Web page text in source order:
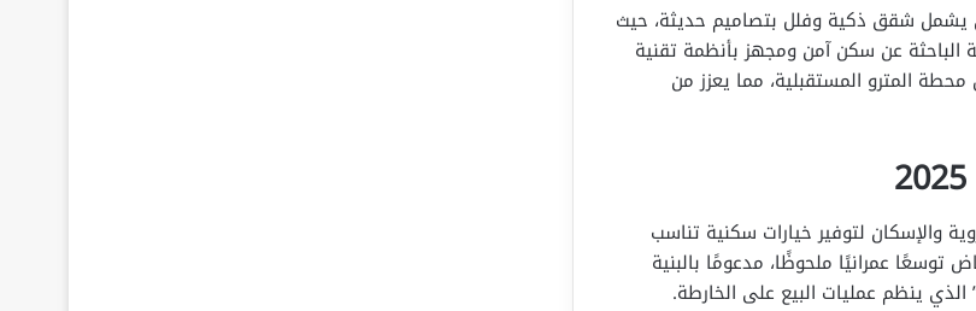
شقق ذكية وفلل بتصاميم حديثة، حيث
العصرية الباحثة عن سكن آمن ومجهز بأنظمة تقنية
المترو المستقبلية، مما يعزز من
والإسكان لتوفير خيارات سكنية تناسب
لمستهدفات رؤية 2030. تشهد الرياض توسعًا عمرانيًا ملحوظًا، مدعومًا بالبنية
الذي ينظم عمليات البيع على الخارطة.